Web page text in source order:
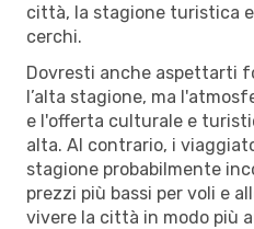
città, la stagione turistica
cerchi.
Dovresti anche aspettarti
l’alta stagione, ma
e l'offerta culturale e
alta. Al contrario, i
stagione probabilmente
prezzi più bassi per voli e
vivere la città in modo più